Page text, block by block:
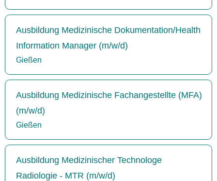
Ausbildung Medizinische Dokumentation/Health
Information Manager (m/w/d)
Gießen
Ausbildung Medizinische Fachangestellte (MFA)
(m/w/d)
Gießen
Ausbildung Medizinischer Technologe
Radiologie - MTR (m/w/d)